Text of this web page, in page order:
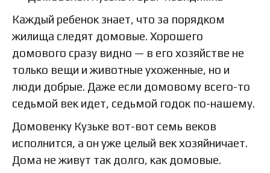
Каждый ребенок знает, что за порядком
жилища следят домовые. Хорошего
домового сразу видно — в его хозяйстве не
только вещи и животные ухоженные, но и
люди добрые. Даже если домовому всего-то
седьмой век идет, седьмой годок по-нашему.
Домовенку Кузьке вот-вот семь веков
исполнится, а он уже целый век хозяйничает.
Дома не живут так долго, как домовые.